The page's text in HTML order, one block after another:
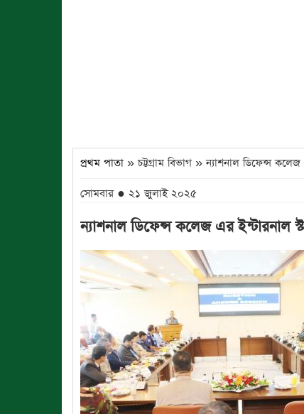
প্রথম পাতা » চট্টগ্রাম বিভাগ » ন্যাশনাল ডিফেন্স
সোমবার ● ২১ জুলাই ২০২৫
ন্যাশনাল ডিফেন্স কলেজ এর ইন্টারনাল